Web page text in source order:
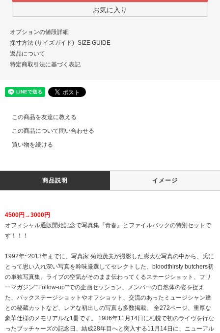
お気に入り
オプションの値段詳細
採寸方法 (サイズガイド)_SIZE GUIDE
返品について
特定商取引法に基づく表記
この商品を友達に教える
この商品について問い合わせる
買い物を続ける
商品説明 イメージ
4500円→3000円
オフィシャル通販開始記念で写真集『青春』とファイルバックの特別セットで
す！！！
1992年~2013年までに、写真家 菊池茂夫が撮影した膨大な写真の中から、氏に
とって思い入れ深い写真を吟味厳選してセレクトした、bloodthirsty butchers初
の単独写真集。ライブの空気がそのまま伝わってくるステージショット、フリ
ーマガジン""Follow-up""での企画セッション、メンバーの自然体の姿を捉え
た、バックステージショットやオフショット、交流のあったミュージシャン達
との秘蔵カットなど、レアな初出しの写真も多数掲載。 全272ページ、重厚な
豪華仕様のメモリアルな1冊です。 1986年11月14日に札幌で初のライヴを行な
ったブッチャーズの記念日、結成28年目へと突入する11月14日に、ニューアル